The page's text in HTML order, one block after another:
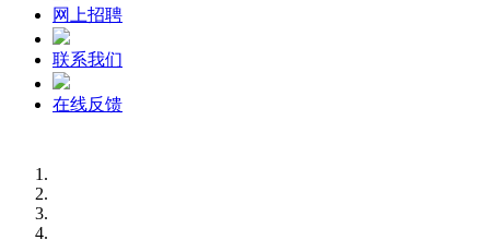
网上招聘
联系我们
在线反馈